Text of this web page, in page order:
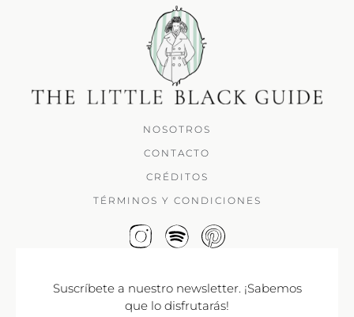
NOSOTROS
CONTACTO
CRÉDITOS
TÉRMINOS Y CONDICIONES
Suscríbete a nuestro newsletter. ¡Sabemos
que lo disfrutarás!